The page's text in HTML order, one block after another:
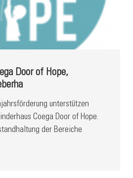
Door of Hope,
unterstützen
Coega Door of Hope.
der Bereiche